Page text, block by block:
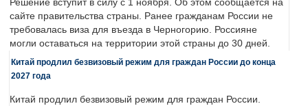
Решение вступит в силу с 1 ноября. Об этом сообщается на
сайте правительства страны. Ранее гражданам России не
требовалась виза для въезда в Черногорию. Россияне
могли оставаться на территории этой страны до 30 дней.
Китай продлил безвизовый режим для граждан России до конца
2027 года
Китай продлил безвизовый режим для граждан России.